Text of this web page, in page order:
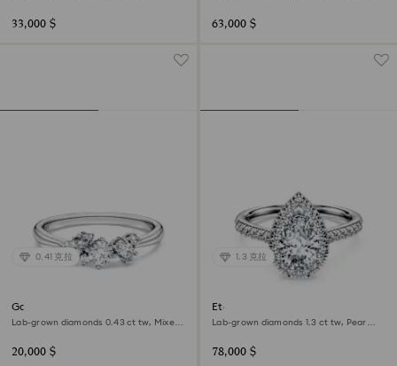
33,000 $ 63,000 $
0.41 克拉
Galaxy ring
Lab-grown diamonds 0.43 ct tw, Mixed
20,000 $
1.3 克拉
Eternity halo solitaire ring
Lab-grown diamonds 1.3 ct tw, Pear
78,000 $